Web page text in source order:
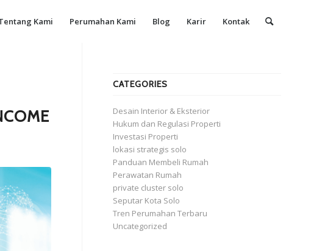
Kami Perumahan Kami Blog Karir Kontak
CATEGORIES
Desain Interior & Eksterior
Hukum dan Regulasi Properti
Investasi Properti
lokasi strategis solo
Panduan Membeli Rumah
Perawatan Rumah
private cluster solo
Seputar Kota Solo
Tren Perumahan Terbaru
Uncategorized